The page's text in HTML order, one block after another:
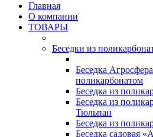
Главная
О компании
ТОВАРЫ
Беседки из
Беседка
поликарбонатом
Беседка из
Беседка из
Тюльпан
Беседка из
Беседка садовая